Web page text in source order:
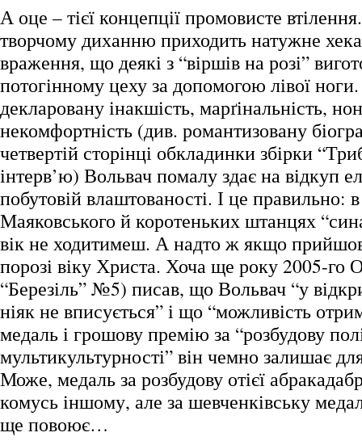
А оце – тієї концепції промовисте
творчому диханню приходить натужне
враження, що деякі з “віршів на розі”
потогінному цеху за допомогою лівої
декларовану інакшість, марґінальність,
некомфортність (див. романтизовану
четвертій сторінці обкладинки збірки
інтерв’ю) Вольвач помалу здає на відкуп
побутовій влаштованості. І це правильно:
Маяковського й коротеньких штанцях
вік не ходитимеш. А надто ж якщо
порозі віку Христа. Хоча ще року 2005-
“Березіль” №5) писав, що Вольвач “у
ніяк не вписується” і що “можливість
медаль і грошову премію за “розбудову
мультикультурності” він чемно залишає
Може, медаль за розбудову отієї
комусь іншому, але за шевченківську
ще повоює…